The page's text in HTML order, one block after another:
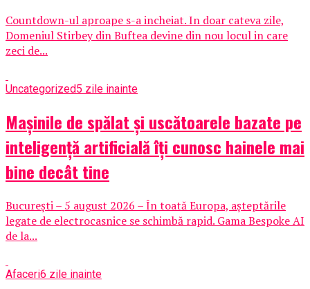
Countdown-ul aproape s-a incheiat. In doar cateva zile,
Domeniul Stirbey din Buftea devine din nou locul in care
zeci de...
Uncategorized5 zile inainte
Mașinile de spălat și uscătoarele bazate pe
inteligență artificială îți cunosc hainele mai
bine decât tine
București – 5 august 2026 – În toată Europa, așteptările
legate de electrocasnice se schimbă rapid. Gama Bespoke AI
de la...
Afaceri6 zile inainte